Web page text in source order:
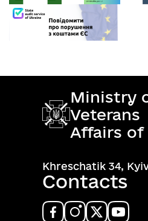
Ministry
Veterans
Affairs of
Khreschatik 34,
Contacts